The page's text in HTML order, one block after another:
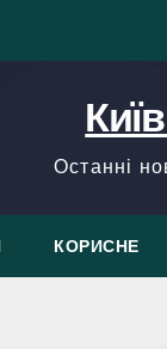
Останні
КОРИСНЕ